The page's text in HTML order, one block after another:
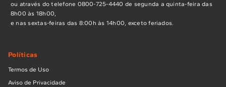
ou através do telefone 0800-725-4440 de segunda a quinta-feira das
8h00 às 18h00,
e nas sextas-feiras das 8:00h às 14h00, exceto feriados.
Políticas
Termos de Uso
Aviso de Privacidade